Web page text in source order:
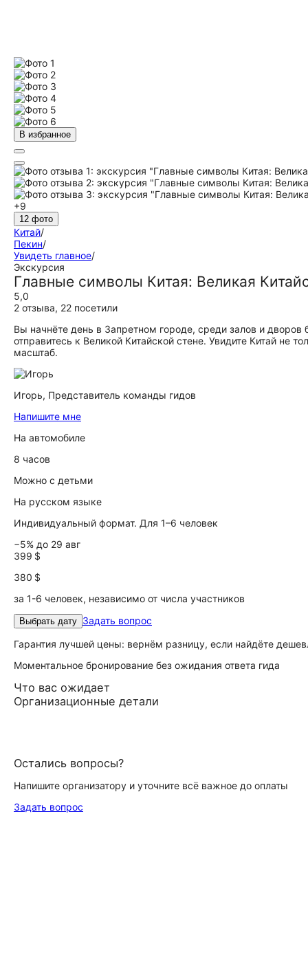
В избранное
+9
12 фото
Китай/
Пекин/
Увидеть главное/
Экскурсия
Главные символы Китая: Великая
5,0
2 отзыва, 22 посетили
Вы начнёте день в Запретном городе, среди залов и
отправитесь к Великой Китайской стене. Увидите Китай не
масштаб.
Игорь, Представитель команды гидов
Напишите мне
На автомобиле
8 часов
Можно с детьми
На русском языке
Индивидуальный формат. Для 1–6 человек
−5% до 29 авг
399 $
380 $
за 1-6 человек, независимо от числа участников
Выбрать дату Задать вопрос
Гарантия лучшей цены: вернём разницу, если найдёте
Моментальное бронирование без ожидания ответа гида
Что вас ожидает
Организационные детали
Остались вопросы?
Напишите организатору и уточните всё важное до оплаты
Задать вопрос